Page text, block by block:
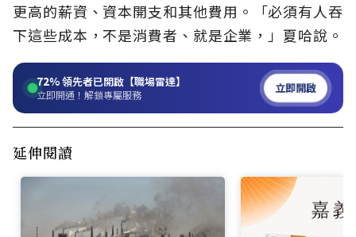
更高的薪資、資本開支和其他費用。「必須有人吞
下這些成本，不是消費者、就是企業，」夏哈說。
72%領先者已開啟【職場雷達】
立即開通！解鎖專屬服務 立即開啟
延伸閱讀